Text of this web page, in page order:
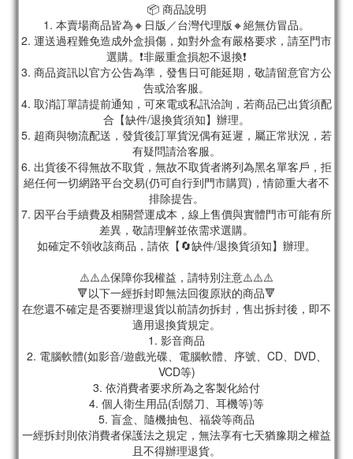
📦 商品說明
1. 本賣場商品皆為🔸日版／台灣代理版🔸絕無仿冒品。
2. 運送過程難免造成外盒損傷，如對外盒有嚴格要求，請至門市
選購。❗非嚴重盒損恕不退換❗
3. 商品資訊以官方公告為準，發售日可能延期，敬請留意官方公
告或洽客服。
4. 取消訂單請提前通知，可來電或私訊洽詢，若商品已出貨須配
合【缺件/退換貨須知】辦理。
5. 超商與物流配送，發貨後訂單貨況偶有延遲，屬正常狀況，若
有疑問請洽客服。
6. 出貨後不得無故不取貨，無故不取貨者將列為黑名單客戶，拒
絕任何一切網路平台交易(仍可自行到門市購買)，情節重大者不
排除提告。
7. 因平台手續費及相關營運成本，線上售價與實體門市可能有所
差異，敬請理解並依需求選購。
如確定不領收該商品，請依【🔄缺件/退換貨須知】辦理。
⚠️⚠️⚠️保障你我權益，請特別注意⚠️⚠️⚠️
🔻以下一經拆封即無法回復原狀的商品🔻
在您還不確定是否要辦理退貨以前請勿拆封，售出拆封後，即不
適用退換貨規定。
1. 影音商品
2. 電腦軟體(如影音/遊戲光碟、電腦軟體、序號、CD、DVD、
VCD等)
3. 依消費者要求所為之客製化給付
4. 個人衛生用品(刮鬍刀、耳機等)等
5. 盲盒、隨機抽包、福袋等商品
一經拆封則依消費者保護法之規定，無法享有七天猶豫期之權益
且不得辦理退貨。